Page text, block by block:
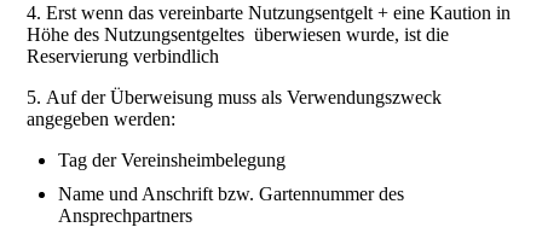
4. Erst wenn das vereinbarte Nutzungsentgelt + eine Kaution in
Höhe des Nutzungsentgeltes überwiesen wurde, ist die
Reservierung verbindlich
5. Auf der Überweisung muss als Verwendungszweck
angegeben werden:
Tag der Vereinsheimbelegung
Name und Anschrift bzw. Gartennummer des
Ansprechpartners